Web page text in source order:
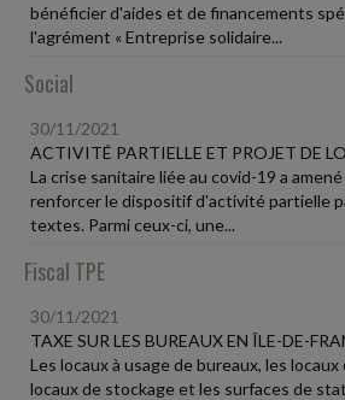
bénéficier d'aides et de financements
l'agrément « Entreprise solidaire...
Social
30/11/2021
ACTIVITÉ PARTIELLE ET PROJET DE
La crise sanitaire liée au covid-19 a
renforcer le dispositif d'activité partielle
textes. Parmi ceux-ci, une...
Fiscal TPE
30/11/2021
TAXE SUR LES BUREAUX EN ÎLE-DE-
Les locaux à usage de bureaux, les locaux
locaux de stockage et les surfaces de